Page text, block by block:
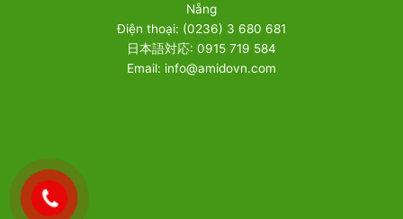
Nẵng
Điện thoại: (0236) 3 680 681
日本語対応: 0915 719 584
Email: info@amidovn.com